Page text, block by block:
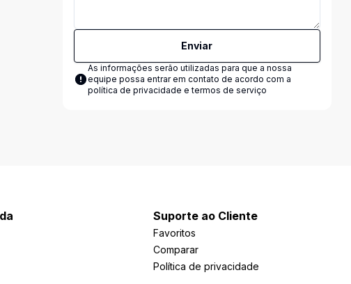
Enviar
As informações serão utilizadas para que a nossa
equipe possa entrar em contato de acordo com a
política de privacidade e termos de serviço
Suporte ao Cliente
Favoritos
Comparar
Política de privacidade